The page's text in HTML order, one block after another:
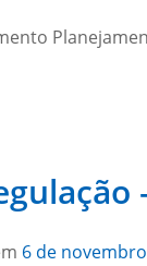
6 de